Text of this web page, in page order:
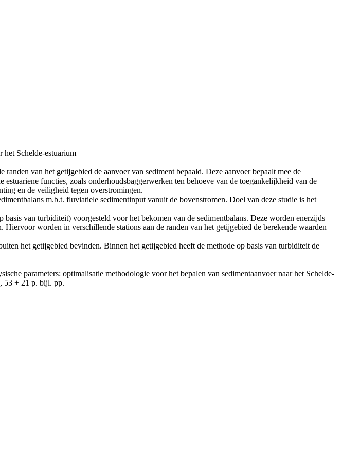
het Schelde-estuarium
van het getijgebied de aanvoer van sediment bepaald. Deze aanvoer bepaalt mee de
functies, zoals onderhoudsbaggerwerken ten behoeve van de toegankelijkheid van de
en de veiligheid tegen overstromingen.
m.b.t. fluviatiele sedimentinput vanuit de bovenstromen. Doel van deze studie is het
van turbiditeit) voorgesteld voor het bekomen van de sedimentbalans. Deze worden enerzijds
worden in verschillende stations aan de randen van het getijgebied de berekende waarden
het getijgebied bevinden. Binnen het getijgebied heeft de methode op basis van turbiditeit de
parameters: optimalisatie methodologie voor het bepalen van sedimentaanvoer naar het Schelde-
53 + 21 p. bijl. pp.